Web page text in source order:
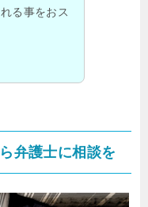
る事をおス
弁護士に相談を